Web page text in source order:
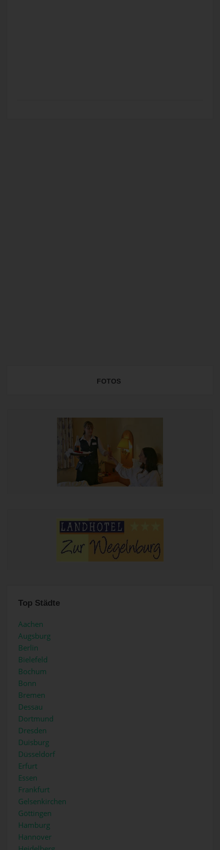
FOTOS
Top Städte
Aachen
Augsburg
Berlin
Bielefeld
Bochum
Bonn
Bremen
Dessau
Dortmund
Dresden
Duisburg
Düsseldorf
Erfurt
Essen
Frankfurt
Gelsenkirchen
Göttingen
Hamburg
Hannover